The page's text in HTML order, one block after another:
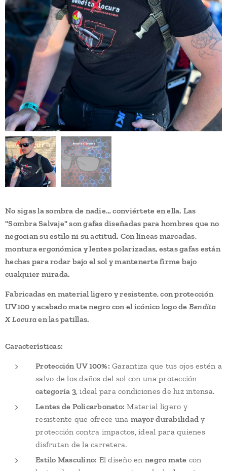
No sigas la sombra de nadie… conviértete en ella. Las
"Sombra Salvaje" son gafas diseñadas para hombres que no
negocian su estilo ni su actitud. Con líneas marcadas,
montura ergonómica y lentes polarizadas, estas gafas están
hechas para rodar bajo el sol y mantenerte firme bajo
cualquier mirada.
Fabricadas en material ligero y resistente, con protección
UV100 y acabado mate negro con el icónico logo de Bendita
X Locuraen las patillas.
Características:
Protección UV 100%: Garantiza que tus ojos estén a
salvo de los daños del sol con una protección
categoría 3, ideal para condiciones de luz intensa.
Lentes de Policarbonato: Material ligero y
resistente que ofrece una mayor durabilidad y
protección contra impactos, ideal para quienes
disfrutan de la carretera.
Estilo Masculino: El diseño ennegro mate con